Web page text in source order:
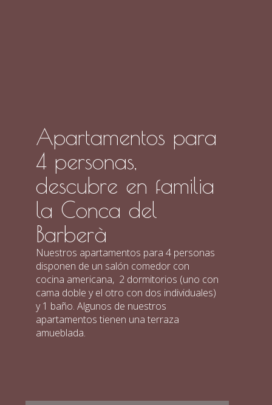
Apartamentos para
4 personas,
descubre en familia
la Conca del
Barberà
Nuestros apartamentos para 4 personas
disponen de un salón comedor con
cocina americana, 2 dormitorios (uno con
cama doble y el otro con dos individuales)
y 1 baño. Algunos de nuestros
apartamentos tienen una terraza
amueblada.